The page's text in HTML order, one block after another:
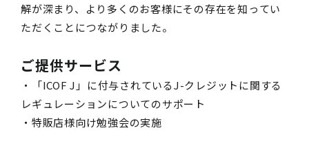
解が深まり、より多くのお客様にその存在を知ってい
ただくことにつながりました。
ご提供サービス
・「ICOF J」に付与されているJ-クレジットに関する
レギュレーションについてのサポート
・特販店様向け勉強会の実施